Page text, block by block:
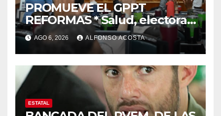
PROMUEVE EL GPPT
REFORMAS * Salud, electoral
y justicia, de las principales
AGO 6, 2026 ALFONSO ACOSTA
ESTATAL